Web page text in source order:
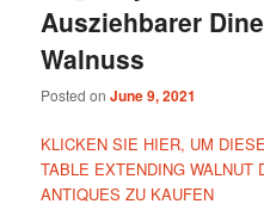
Ausziehbarer
Walnuss
Posted onJune 9, 2021
KLICKEN SIE HIER, UM
TABLE EXTENDING WALNUT
ANTIQUES ZU KAUFEN